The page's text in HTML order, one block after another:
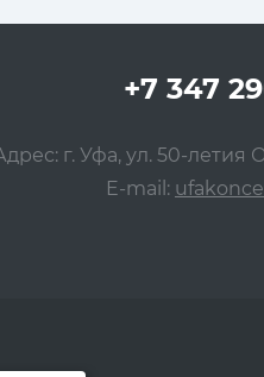
+7 347
г. Уфа, ул. 50-летия
E-mail: